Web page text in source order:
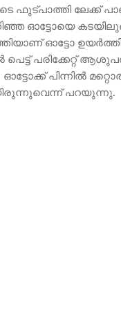
ഫുട്പാത്തി ലേക്ക്
ഓട്ടോയെ
ഓട്ടോ
പെട്ട് പരിക്കേറ്റ്
ഓട്ടോക്ക് പിന്നിൽ
പറയുന്നു.